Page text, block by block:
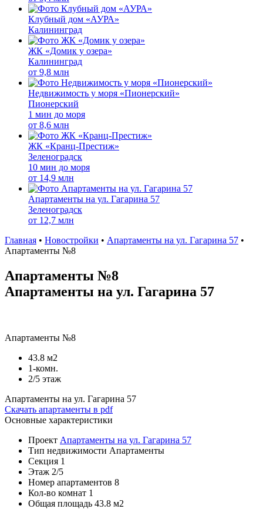
Клубный дом «АУРА»
Калининград
ЖК «Домик у озера»
Калининград
от 9,8 млн
Недвижимость у моря «Пионерский»
Пионерский
1 мин до моря
от 8,6 млн
ЖК «Кранц-Престиж»
Зеленоградск
10 мин до моря
от 14,9 млн
Апартаменты на ул. Гагарина 57
Зеленоградск
от 12,7 млн
Главная • Новостройки • Апартаменты на ул. Гагарина 57 •
Апартаменты №8
Апартаменты №8
Апартаменты на ул. Гагарина 57
Апартаменты №8
43.8 м2
1-комн.
2/5 этаж
Апартаменты на ул. Гагарина 57
Скачать апартаменты в pdf
Основные характеристики
Проект Апартаменты на ул. Гагарина 57
Тип недвижимости Апартаменты
Секция 1
Этаж 2/5
Номер апартаментов 8
Кол-во комнат 1
Общая площадь 43.8 м2